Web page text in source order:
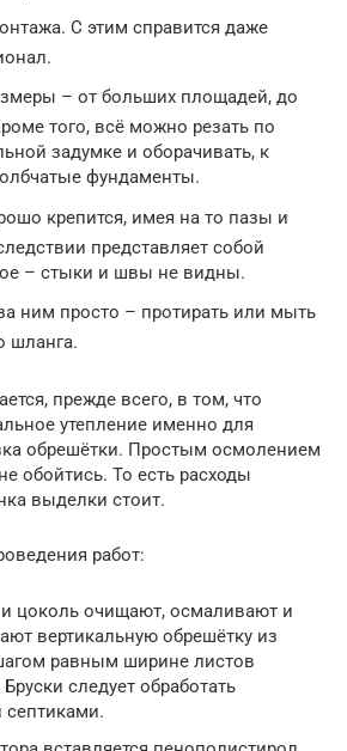
С этим справится даже
– от больших площадей, до
того, всё можно резать по
задумке и оборачивать, к
фундаменты.
крепится, имея на то пазы и
представляет собой
– стыки и швы не видны.
ним просто – протирать или мыть
шланга.
прежде всего, в том, что
утепление именно для
обрешётки. Простым осмолением
обойтись. То есть расходы
выделки стоит.
работ:
цоколь очищают, осмаливают и
вертикальную обрешётку из
равным ширине листов
Бруски следует обработать